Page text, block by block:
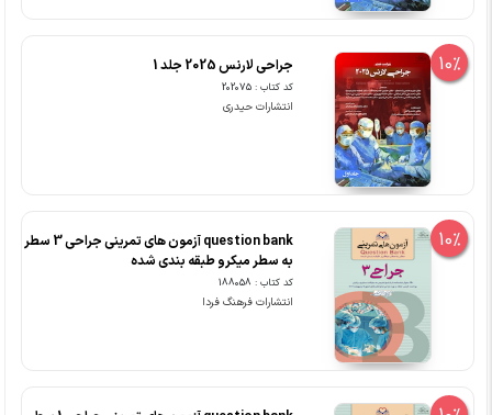
10% جراحی لارنس 2025 جلد 1
کد کتاب : 202075
انتشارات حیدری
10%
question bank آزمون های تمرینی جراحی 3 سطر
به سطر میکرو طبقه بندی شده
کد کتاب : 188058
انتشارات فرهنگ فردا